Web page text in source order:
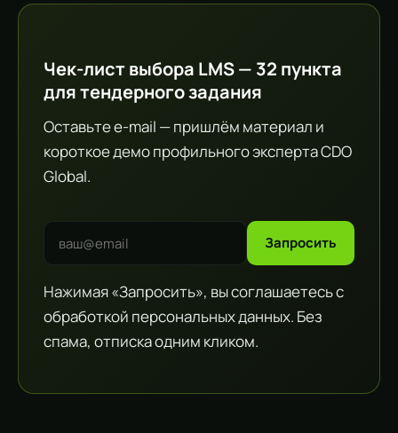
Чек-лист выбора LMS — 32 пункта
для тендерного задания
Оставьте e-mail — пришлём материал и
короткое демо профильного эксперта CDO
Global.
Запросить
Нажимая «Запросить», вы соглашаетесь с
обработкой персональных данных. Без
спама, отписка одним кликом.